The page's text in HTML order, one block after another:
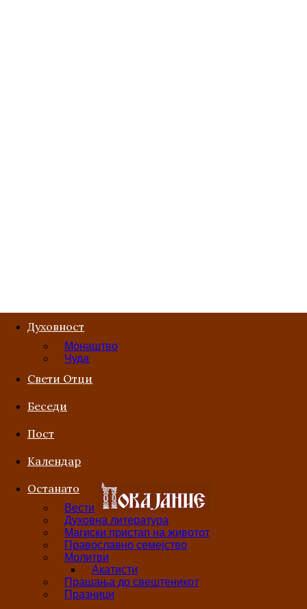
Духовност
Монаштво
Чуда
Свети Отци
Беседи
Пост
Kалендар
Останато
Вести
Духовна литература
Магиски пристап на животот
Православно семејство
Молитви
Акатисти
Прашања до свештеникот
Празници